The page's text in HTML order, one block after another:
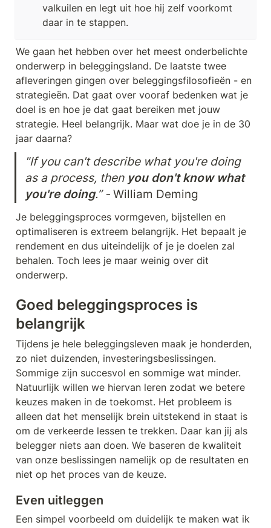
valkuilen en legt uit hoe hij zelf voorkomt
daar in te stappen.
We gaan het hebben over het meest onderbelichte
onderwerp in beleggingsland. De laatste twee
afleveringen gingen over beleggingsfilosofieën - en
strategieën. Dat gaat over vooraf bedenken wat je
doel is en hoe je dat gaat bereiken met jouw
strategie. Heel belangrijk. Maar wat doe je in de 30
jaar daarna?
"If you can't describe what you're doing
as a process, then you don't know what
you're doing.” - William Deming
Je beleggingsproces vormgeven, bijstellen en
optimaliseren is extreem belangrijk. Het bepaalt je
rendement en dus uiteindelijk of je je doelen zal
behalen. Toch lees je maar weinig over dit
onderwerp.
Goed beleggingsproces is
belangrijk
Tijdens je hele beleggingsleven maak je honderden,
zo niet duizenden, investeringsbeslissingen.
Sommige zijn succesvol en sommige wat minder.
Natuurlijk willen we hiervan leren zodat we betere
keuzes maken in de toekomst. Het probleem is
alleen dat het menselijk brein uitstekend in staat is
om de verkeerde lessen te trekken. Daar kan jij als
belegger niets aan doen. We baseren de kwaliteit
van onze beslissingen namelijk op de resultaten en
niet op het proces van de keuze.
Even uitleggen
Een simpel voorbeeld om duidelijk te maken wat ik